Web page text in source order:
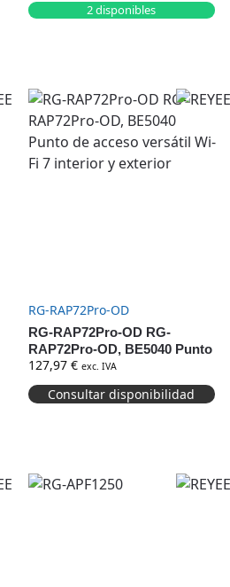
2 disponibles
RG-RAP72Pro-OD
RG-RAP72Pro-OD RG-
RAP72Pro-OD, BE5040 Punto
de acceso versátil Wi-Fi 7
interior y exterior
127,97 € exc. IVA
Consultar disponibilidad